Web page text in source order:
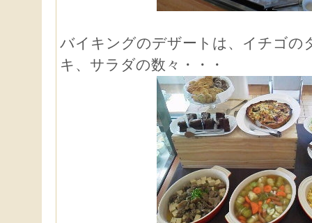
バイキングのデザートは、イチゴの
キ、サラダの数々・・・